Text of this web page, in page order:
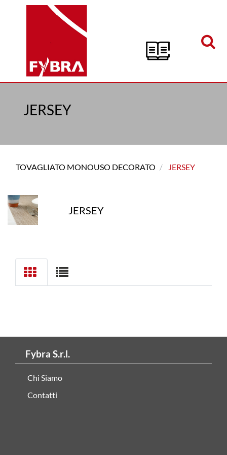
Open menu
JERSEY
TOVAGLIATO MONOUSO DECORATO JERSEY
JERSEY
Fybra S.r.l.
Chi Siamo
Contatti